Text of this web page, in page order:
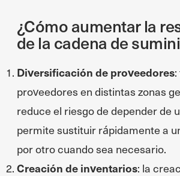
¿Cómo aumentar la
de la cadena de
Diversificación de proveedores
proveedores en distintas zonas
reduce el riesgo de depender de
permite sustituir rápidamente a
por otro cuando sea necesario.
Creación de inventarios: la